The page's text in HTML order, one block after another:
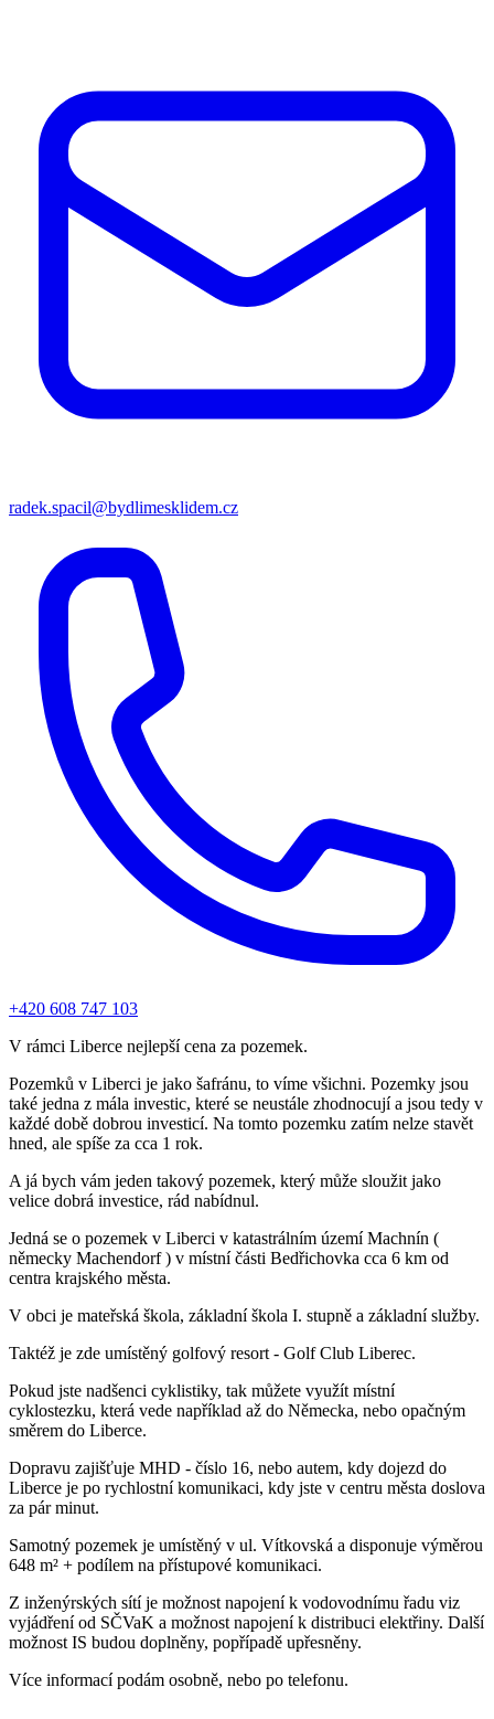
radek.spacil@bydlimesklidem.cz
+420 608 747 103
V rámci Liberce nejlepší cena za pozemek.
Pozemků v Liberci je jako šafránu, to víme všichni. Pozemky jsou
také jedna z mála investic, které se neustále zhodnocují a jsou tedy v
každé době dobrou investicí. Na tomto pozemku zatím nelze stavět
hned, ale spíše za cca 1 rok.
A já bych vám jeden takový pozemek, který může sloužit jako
velice dobrá investice, rád nabídnul.
Jedná se o pozemek v Liberci v katastrálním území Machnín (
německy Machendorf ) v místní části Bedřichovka cca 6 km od
centra krajského města.
V obci je mateřská škola, základní škola I. stupně a základní služby.
Taktéž je zde umístěný golfový resort - Golf Club Liberec.
Pokud jste nadšenci cyklistiky, tak můžete využít místní
cyklostezku, která vede například až do Německa, nebo opačným
směrem do Liberce.
Dopravu zajišťuje MHD - číslo 16, nebo autem, kdy dojezd do
Liberce je po rychlostní komunikaci, kdy jste v centru města doslova
za pár minut.
Samotný pozemek je umístěný v ul. Vítkovská a disponuje výměrou
648 m² + podílem na přístupové komunikaci.
Z inženýrských sítí je možnost napojení k vodovodnímu řadu viz
vyjádření od SČVaK a možnost napojení k distribuci elektřiny. Další
možnost IS budou doplněny, popřípadě upřesněny.
Více informací podám osobně, nebo po telefonu.